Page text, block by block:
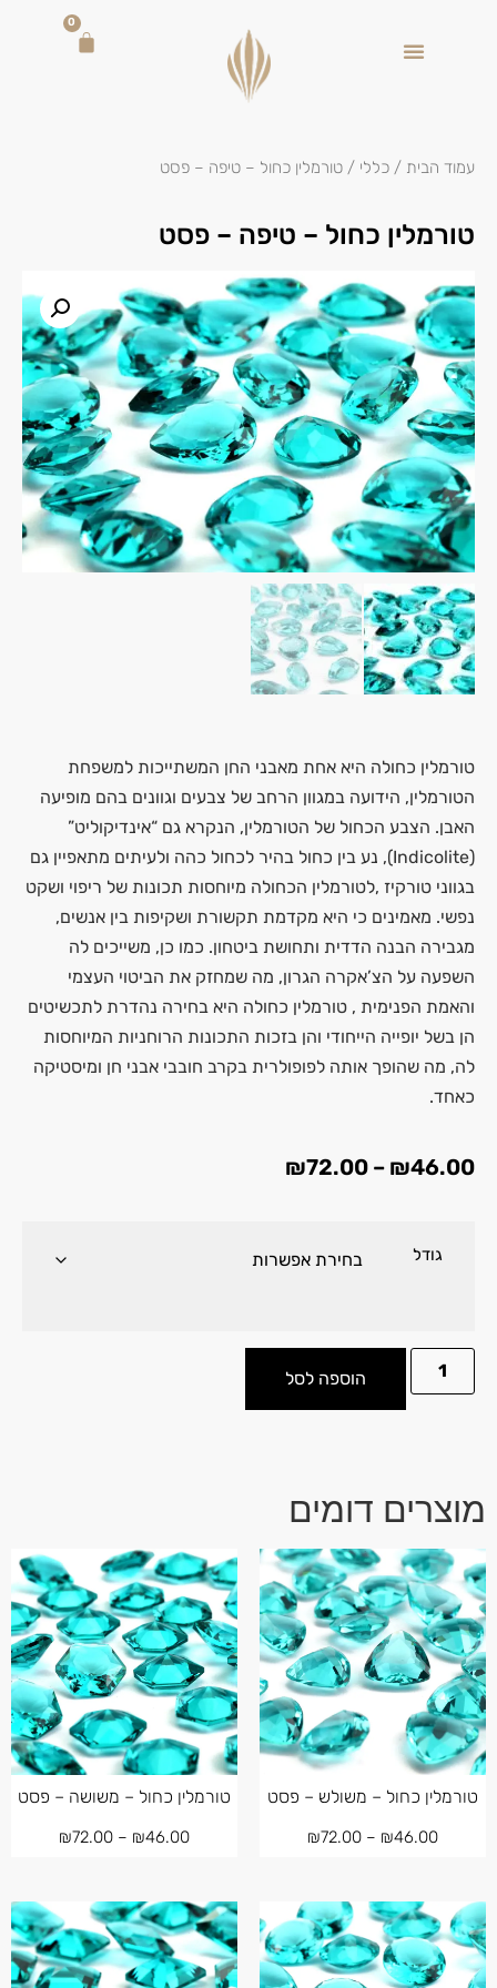
0
עמוד הבית / כללי / טורמלין כחול – טיפה – פסט
טורמלין כחול – טיפה – פסט
טורמלין כחולה היא אחת מאבני החן המשתייכות למשפחת
הטורמלין, הידועה במגוון הרחב של צבעים וגוונים בהם מופיעה
האבן. הצבע הכחול של הטורמלין, הנקרא גם “אינדיקוליט”
(Indicolite), נע בין כחול בהיר לכחול כהה ולעיתים מתאפיין גם
בגווני טורקיז ,לטורמלין הכחולה מיוחסות תכונות של ריפוי ושקט
נפשי. מאמינים כי היא מקדמת תקשורת ושקיפות בין אנשים,
מגבירה הבנה הדדית ותחושת ביטחון. כמו כן, משייכים לה
השפעה על הצ’אקרה הגרון, מה שמחזק את הביטוי העצמי
והאמת הפנימית , טורמלין כחולה היא בחירה נהדרת לתכשיטים
הן בשל יופייה הייחודי והן בזכות התכונות הרוחניות המיוחסות
לה, מה שהופך אותה לפופולרית בקרב חובבי אבני חן ומיסטיקה
כאחד.
₪46.00
–
₪72.00
גודל
הוספה לסל
מוצרים דומים
טורמלין כחול – משולש – פסט
₪46.00
–
₪72.00
טורמלין כחול – משושה – פסט
₪46.00
–
₪72.00